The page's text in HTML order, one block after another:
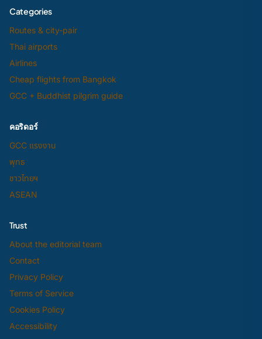
Categories
Routes & city-pair
Thai airports
Airlines
Cheap flights from Bangkok
GCC + Buddhist pilgrim guide
คอริดอร์
GCC แรงงาน
พุทธ
ชาวไทยฯ
ASEAN
Trust
About the editorial team
Contact
Privacy Policy
Terms of Service
Cookies Policy
Accessibility